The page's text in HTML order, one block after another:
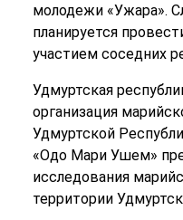
молодежи «Ужара».
планируется
участием соседних
Удмуртская
организация
Удмуртской
«Одо Мари Ушем»
исследования
территории